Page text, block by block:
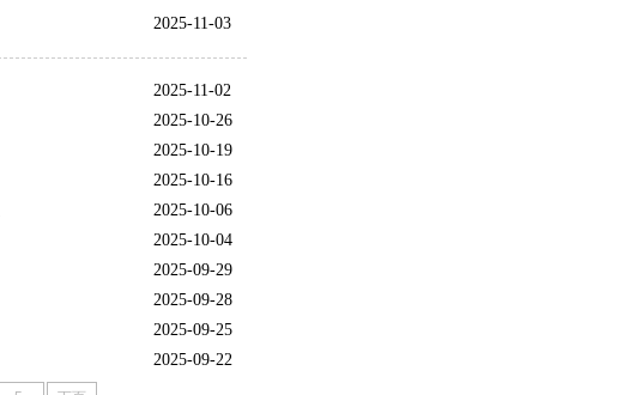
2025-11-03
2025-11-02
2025-10-26
2025-10-19
2025-10-16
2025-10-06
2025-10-04
2025-09-29
2025-09-28
2025-09-25
2025-09-22